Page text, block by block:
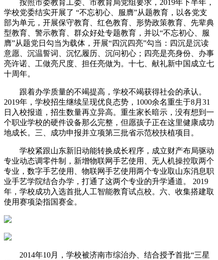
按照市委教育工委、市教育局党组要求，2019年下半年，
学校党委结实开展了 “不忘初心、服膺”从题教育，以各党支
部为单元，开展保守教育、红色教育、形势政策教育、先辈典
型教育、警示教育、群众好处专题教育，并以“不忘初心、服
膺”从题党日勾当为载体，开展“四沉四亮”勾当：四沉是沉读
意愿、沉温誓词、沉忆履历、沉问初心；四亮是亮身份、办事
亮许诺、工做亮尺度、担任亮做为。十七、献礼新中国成立七
十周年。
跟着办学质量的不竭提高，学校不竭获得社会的承认。
2019年，学校招生继续呈现优良态势，1000余名重生于8月31
日入校报道，招生数量再立异高。重生家长暗示，没有想到一
个职业学校的硬件设备那么完整，但愿孩子正在这里健康成功
地成长。三、成功申报并立项第三批省示范校扶植项目。
学校紧跟山东新旧动能转换成长程序，成立财产布局驱动
专业动态调零件制，新增物联网手艺使用、无人机操控取两个
专业，数字手艺使用、物联网手艺使用两个专业取山东消息职
业手艺学院结合办学，打通了这两个专业的升学通道。 2019
年，学校成功入选首批人工智能教育试点校。六、收集搭建取
使用赛项染指国赛金。
2014年10月，学校被济南市综治办、结合授予首批“三星